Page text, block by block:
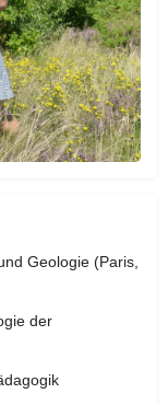
Geologie (Paris,
der